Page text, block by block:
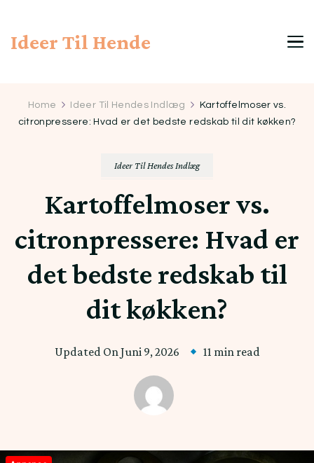
Ideer Til Hende
Home Ideer Til Hendes Indlæg
Kartoffelmoser vs.
citronpressere: Hvad er det bedste redskab til dit køkken?
Ideer Til Hendes Indlæg
Kartoffelmoser vs.
citronpressere: Hvad er
det bedste redskab til
dit køkken?
Updated OnJuni 9, 2026 11 min read